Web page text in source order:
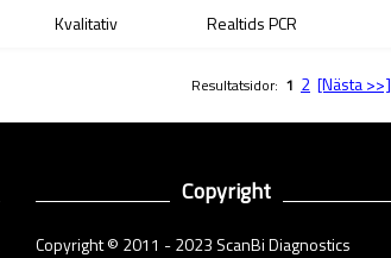
Kvalitativ Realtids PCR
Resultatsidor: 1 2 [Nästa >>]
Copyright
Copyright © 2011 - 2023 ScanBi Diagnostics